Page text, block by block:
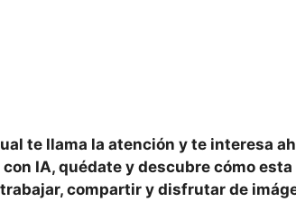
te llama la atención y te interesa
IA, quédate y descubre cómo
compartir y disfrutar de